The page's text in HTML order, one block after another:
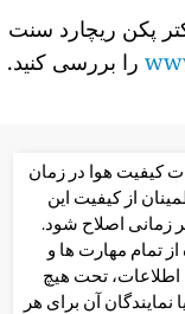
پکن ریچارد سنت
را بررسی کنید.
کیفیت هوا در زمان
از کیفیت این
زمانی اصلاح شود.
از تمام مهارت ها و
اطلاعات، تحت هیچ
نمایندگان آن برای هر